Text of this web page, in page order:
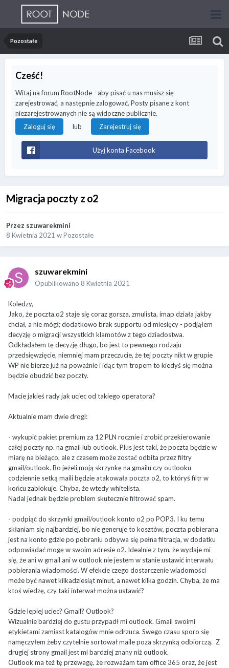
Pozostałe
Cześć!
Witaj na forum RootNode - aby pisać u nas musisz się
zarejestrować, a następnie zalogować. Posty pisane z kont
niezarejestrowanych nie są widoczne publicznie.
Zaloguj się
lub Zarejestruj się
Użyj konta Facebook
Migracja poczty z o2
Przez szuwarekmini
8 Kwietnia 2021 wPozostałe
szuwarekmini
Opublikowano 8 Kwietnia 2021
Koledzy,
Jako, że poczta.o2 staje się coraz gorsza, zmulista, imap działa jakby
chciał, a nie mógł; dodatkowo brak supportu od miesięcy - podjąłem
decyzję o migracji wszystkich klamotów z tego dziadostwa.
Odkładałem tę decyzję długo, bo jest to pewnego rodzaju
przedsięwzięcie, niemniej mam przeczucie, że tej poczty nikt w grupie
WP nie bierze już na poważnie i idąc tym tropem to kiedyś się można
będzie obudzić bez poczty.
Macie jakieś rady jak uciec od takiego operatora?
Aktualnie mam dwie drogi:
- wykupić pakiet premium za 12 PLN rocznie i zrobić przekierowanie
całej poczty np. na gmail lub outlook. Plus jest taki, że poczta będzie w
miarę na bieżąco, ale z czasem może zostać odbita przez filtry
gmail/outlook. Bo jeżeli moją skrzynkę na gmailu czy outlooku
codziennie setką maili będzie atakowała poczta o2, to któryś filtr w
końcu zablokuje. Chyba, że wtedy whitelista.
Nadal jednak będzie problem skutecznie filtrować spam.
- podpiąć do skrzynki gmail/outlook konto o2 po POP3. I ku temu
skłaniam się najbardziej, bo nie generuje to kosztów, poczta pobierana
jest na konto gdzie po pobraniu odbywa się pełna filtracja, w dodatku
odpowiadać mogę w swoim adresie o2. Idealnie z tym, że wydaje mi
się, że ani w gmail ani w outlook nie jestem w stanie ustawić interwału
pobierania wiadomości. W efekcie czego dostarczenie wiadomości
może być nawet kilkadziesiąt minut, a nawet kilka godzin. Chyba, że ma
ktoś wiedzę, czy taki interwał można ustawić?
Gdzie lepiej uciec? Gmail? Outlook?
Wizualnie bardziej do gustu przypadł mi outlook. Gmail swoimi
etykietami zamiast katalogów mnie odrzuca. Swego czasu sporo się
namęczyłem żeby czytelnie sortował maile poza skrzynką odbiorczą. Z
drugiej strony gmail jest mi bardziej znany niż outlook.
Outlook ma też tę przewagę, że rozważam tam office 365 oraz, że jest